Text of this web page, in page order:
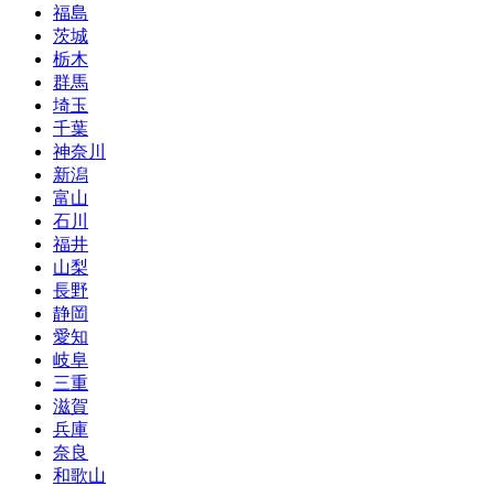
福島
茨城
栃木
群馬
埼玉
千葉
神奈川
新潟
富山
石川
福井
山梨
長野
静岡
愛知
岐阜
三重
滋賀
兵庫
奈良
和歌山